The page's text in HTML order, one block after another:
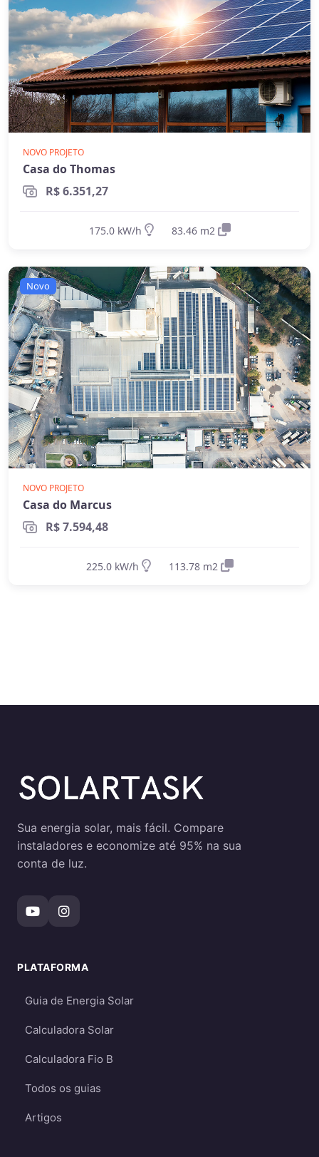
NOVO PROJETO
Casa do Thomas
R$ 6.351,27
175.0 kW/h 83.46 m2
Novo
NOVO PROJETO
Casa do Marcus
R$ 7.594,48
225.0 kW/h 113.78 m2
Sua energia solar, mais fácil. Compare
instaladores e economize até 95% na sua
conta de luz.
PLATAFORMA
Guia de Energia Solar
Calculadora Solar
Calculadora Fio B
Todos os guias
Artigos